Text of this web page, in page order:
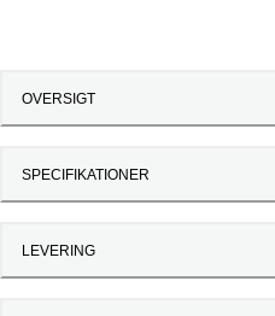
OVERSIGT
SPECIFIKATIONER
LEVERING